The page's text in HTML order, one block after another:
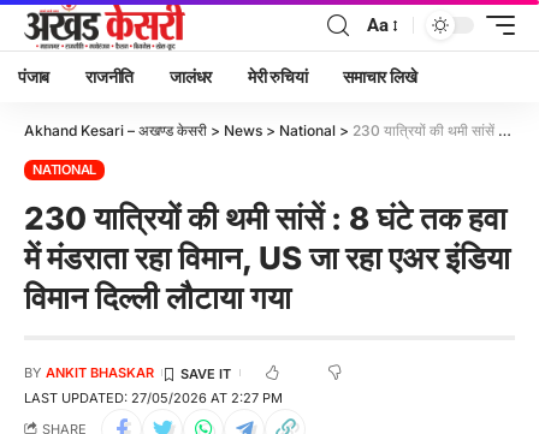
Aa
पंजाब राजनीति जालंधर मेरी रुचियां समाचार लिखे
Akhand Kesari – अखण्ड केसरी > News > National > 230 यात्रियों की थमी सांसें : 8 घंटे तक हवा में मंडराता रहा विमान, US जा रहा एअर इंडिया विमान दिल्ली लौटाया गया
NATIONAL
230 यात्रियों की थमी सांसें : 8 घंटे तक हवा
में मंडराता रहा विमान, US जा रहा एअर इंडिया
विमान दिल्ली लौटाया गया
LAST UPDATED: 27/05/2026 AT 2:27 PM
BY ANKIT BHASKAR
SHARE